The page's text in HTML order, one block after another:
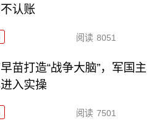
认账
阅读 8051
苗打造“战争大脑”，军国主
入实操
阅读 7501